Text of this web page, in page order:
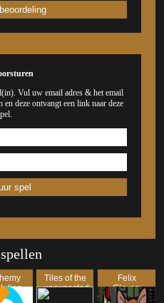
Vul uw email adres & het email
deze ontvangt een link naar deze
Tiles of the
unexpected
Felix
Clever:
Cat